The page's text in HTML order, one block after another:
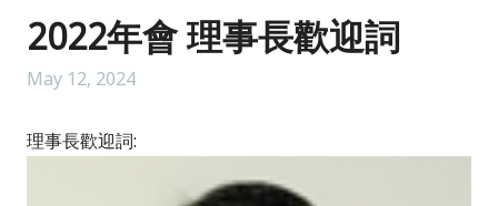
2022年會 理事長歡迎詞
May 12, 2024
理事長歡迎詞: